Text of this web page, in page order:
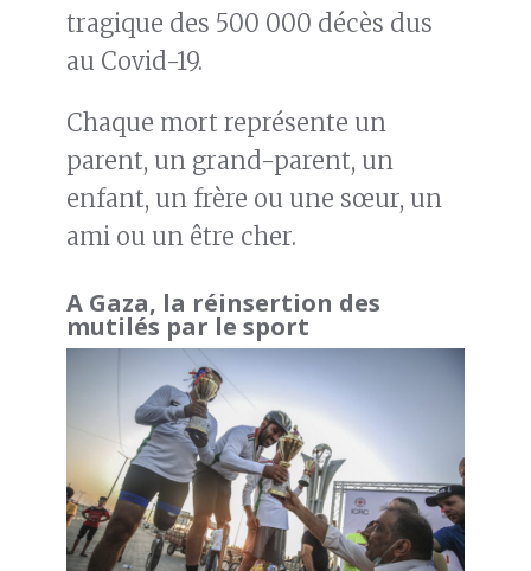
tragique des 500 000 décès dus
au Covid-19.
Chaque mort représente un
parent, un grand-parent, un
enfant, un frère ou une sœur, un
ami ou un être cher.
A Gaza, la réinsertion des
mutilés par le sport